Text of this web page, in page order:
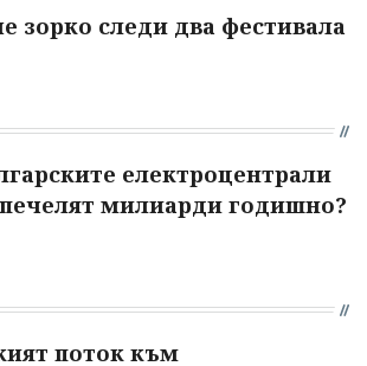
зорко следи два фестивала
електроцентрали
милиарди годишно?
поток към